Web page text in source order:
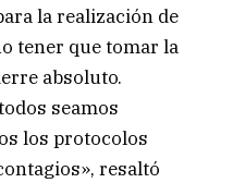
la realización de
tener que tomar la
absoluto.
seamos
los protocolos
resaltó